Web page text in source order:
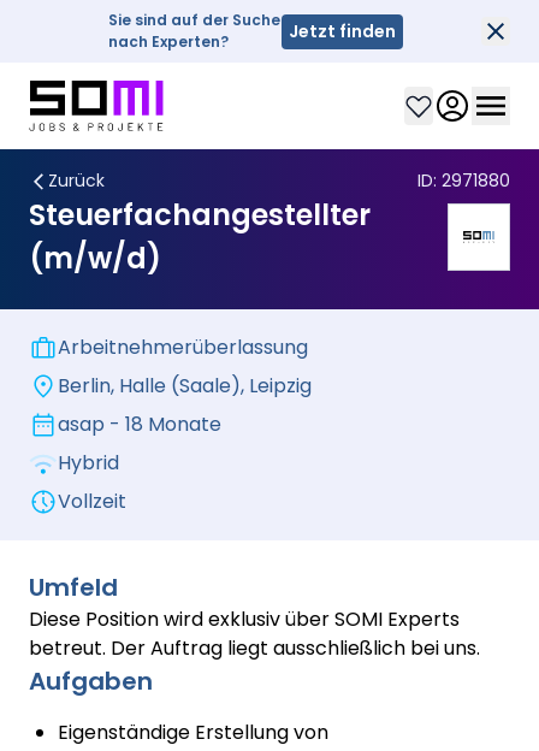
Sie sind auf der Suche
nach Experten?
Jetzt finden
Zurück ID: 2971880
Steuerfachangestellter
(m/w/d)
Arbeitnehmerüberlassung
Berlin, Halle (Saale), Leipzig
asap - 18 Monate
Hybrid
Vollzeit
Umfeld
Diese Position wird exklusiv über SOMI Experts
betreut. Der Auftrag liegt ausschließlich bei uns.
Aufgaben
Eigenständige Erstellung von